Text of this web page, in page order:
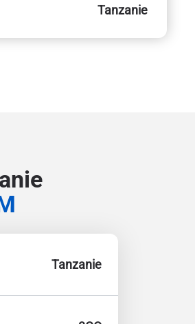
Tanzanie
Tanzanie